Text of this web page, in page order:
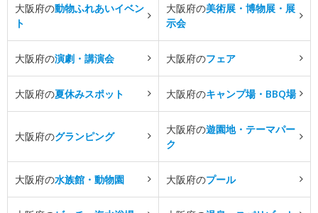
大阪府の動物ふれあいイベン
ト
大阪府の美術展・博物展・展
示会
大阪府の演劇・講演会 大阪府のフェア
大阪府の夏休みスポット 大阪府のキャンプ場・BBQ場
大阪府のグランピング
大阪府の遊園地・テーマパー
ク
大阪府の水族館・動物園 大阪府のプール